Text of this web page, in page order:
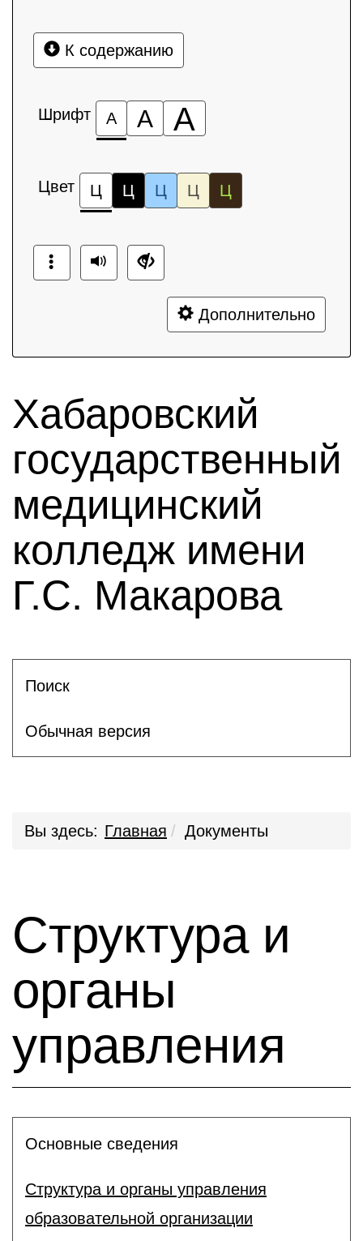
К содержанию
Шрифт А А А
Цвет Ц Ц Ц Ц Ц
Дополнительно
Хабаровский
государственный
медицинский
колледж имени
Г.С. Макарова
Поиск
Обычная версия
Вы здесь: Главная Документы
Структура и
органы
управления
Основные сведения
Структура и органы управления
образовательной организации